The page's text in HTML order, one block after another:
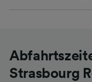
Strasbourg